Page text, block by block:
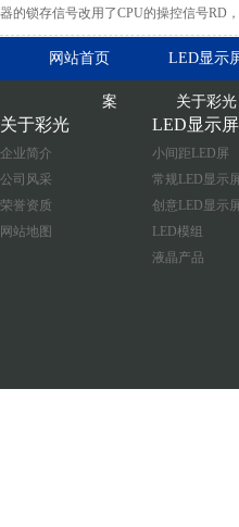
器的锁存信号改用了CPU的操控信号RD
网站首页 LED显示
案 关于彩光
关于彩光
企业简介
公司风采
荣誉资质
网站地图
LED显示屏
小间距LED屏
常规LED显示
创意LED显示
LED模组
液晶产品